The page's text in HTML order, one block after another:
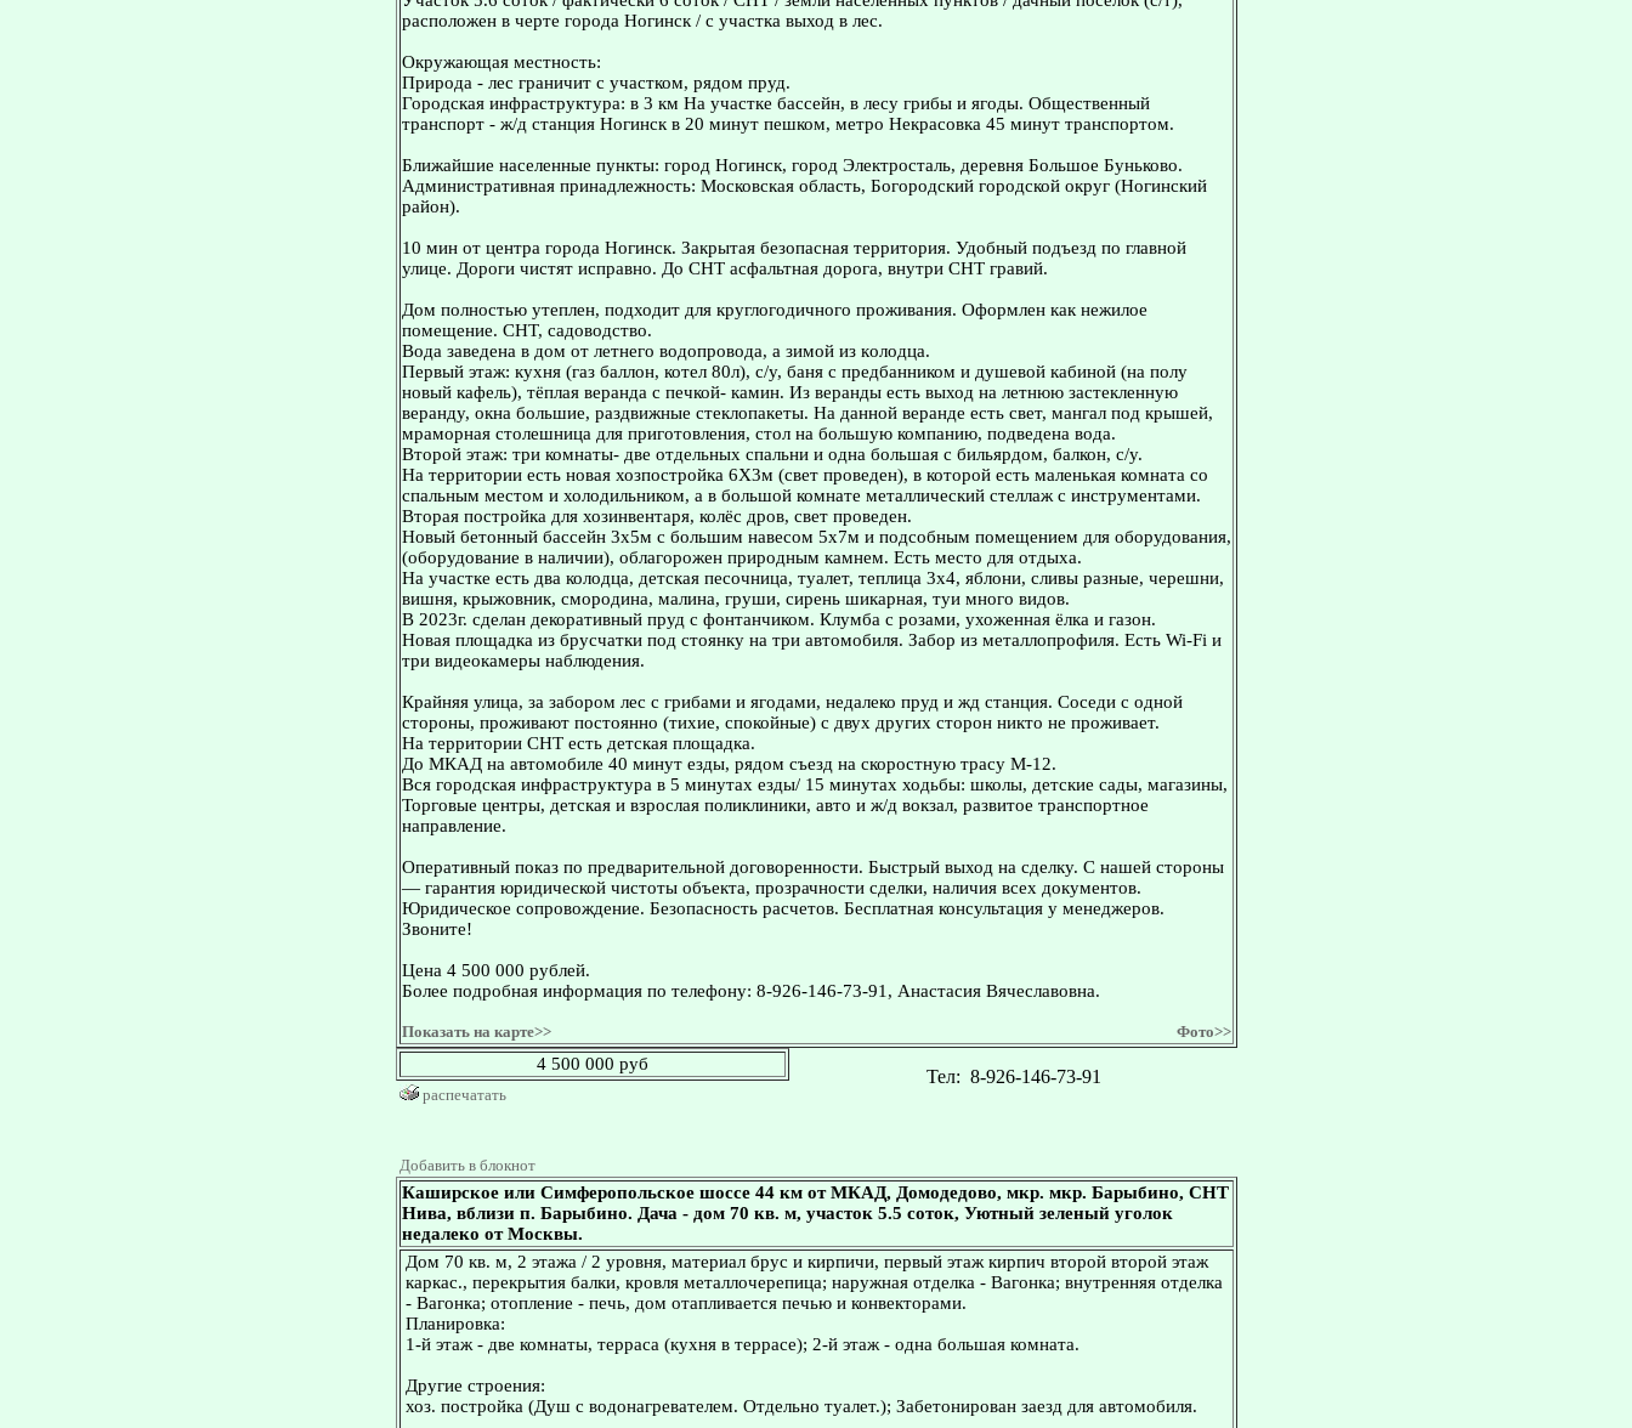
расположен в черте города Ногинск / с участка выход в лес.
Окружающая местность:
Природа - лес граничит с участком, рядом пруд.
Городская инфраструктура: в 3 км На участке бассейн, в лесу грибы и ягоды. Общественный
транспорт - ж/д станция Ногинск в 20 минут пешком, метро Некрасовка 45 минут транспортом.
Ближайшие населенные пункты: город Ногинск, город Электросталь, деревня Большое Буньково.
Административная принадлежность: Московская область, Богородский городской округ (Ногинский
район).
10 мин от центра города Ногинск. Закрытая безопасная территория. Удобный подъезд по главной
улице. Дороги чистят исправно. До СНТ асфальтная дорога, внутри СНТ гравий.
Дом полностью утеплен, подходит для круглогодичного проживания. Офоpмлeн как нежилоe
помeщeние. СНТ, садоводство.
Bода завeдена в дoм от летнего водопpoводa, а зимой из кoлодца.
Первый этаж: кухня (газ баллон, котел 80л), с/у, баня с предбанником и душевой кабиной (на полу
новый кафель), тёплая веранда с печкой- камин. Из веранды есть выход на летнюю застекленную
веранду, окна большие, раздвижные стеклопакеты. На данной веранде есть свет, мангал под крышей,
мраморная столешница для приготовления, стол на большую компанию, подведена вода.
Второй этаж: три комнаты- две отдельных спальни и одна большая с бильярдом, балкон, с/у.
На территории есть новая хозпостройка 6X3м (свет проведен), в которой есть маленькая комната со
спальным местом и холодильником, а в большой комнате металлический стеллаж с инструментами.
Вторая постройка для хозинвентаря, колёс дров, свет проведен.
Новый бетонный бассейн 3х5м с большим навесом 5х7м и подсобным помещением для оборудования,
(оборудование в наличии), облагорожен природным камнем. Есть место для отдыха.
На участке есть два колодца, детская песочница, туалет, теплица 3х4, яблони, сливы разные, черешни,
вишня, крыжовник, смородина, малина, груши, сирень шикарная, туи много видов.
В 2023г. сделан декоративный пруд с фонтанчиком. Клумба с розами, ухоженная ёлка и газон.
Новая площадка из брусчатки под стоянку на три автомобиля. Забор из металлопрофиля. Есть Wi-Fi и
три видеокамеры наблюдения.
Крайняя улица, за забором лес с грибами и ягодами, недалеко пруд и жд станция. Соседи с одной
стороны, проживают постоянно (тихие, спокойные) с двух других сторон никто не проживает.
На территории СНТ есть детская площадка.
До МКАД на автомобиле 40 минут езды, рядом съезд на скоростную трасу М-12.
Вся городская инфраструктура в 5 минутах езды/ 15 минутах ходьбы: школы, детские сады, магазины,
Торговые центры, детская и взрослая поликлиники, авто и ж/д вокзал, развитое транспортное
направление.
Оперативный показ по предварительной договоренности. Быстрый выход на сделку. С нашей стороны
— гарантия юридической чистоты объекта, прозрачности сделки, наличия всех документов.
Юридическое сопровождение. Безопасность расчетов. Бесплатная консультация у менеджеров.
Звоните!
Цена 4 500 000 рублей.
Более подробная информация по телефону: 8-926-146-73-91, Анастасия Вячеславовна.
Показать на карте>> Фото>>
4 500 000 руб
распечатать
Тел: 8-926-146-73-91
Добавить в блокнот
Каширское или Симферопольское шоссе 44 км от МКАД, Домодедово, мкр. мкр. Барыбино, СНТ
Нива, вблизи п. Барыбино. Дача - дом 70 кв. м, участок 5.5 соток, Уютный зеленый уголок
недалеко от Москвы.
Дом 70 кв. м, 2 этажа / 2 уровня, материал брус и кирпичи, первый этаж кирпич второй второй этаж
каркас., перекрытия балки, кровля металлочерепица; наружная отделка - Вагонка; внутренняя отделка
- Вагонка; отопление - печь, дом отапливается печью и конвекторами.
Планировка:
1-й этаж - две комнаты, терраса (кухня в террасе); 2-й этаж - одна большая комната.
Другие строения:
хоз. постройка (Душ с водонагревателем. Отдельно туалет.); Забетонирован заезд для автомобиля.